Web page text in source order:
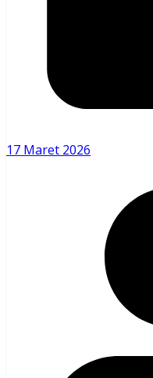
17 Maret 2026